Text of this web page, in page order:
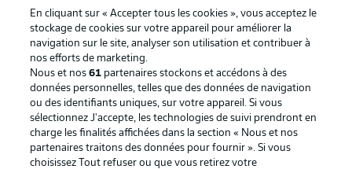
BUNDESLIGA APP
Proposé par
En cliquant sur « Accepter tous les cookies », vous acceptez le
stockage de cookies sur votre appareil pour améliorer la
navigation sur le site, analyser son utilisation et contribuer à
nos efforts de marketing.
Nous et nos61 partenaires stockons et accédons à des
données personnelles, telles que des données de navigation
ou des identifiants uniques, sur votre appareil. Si vous
sélectionnez J'accepte, les technologies de suivi prendront en
charge les finalités affichées dans la section « Nous et nos
partenaires traitons des données pour fournir ». Si vous
choisissez Tout refuser ou que vous retirez votre